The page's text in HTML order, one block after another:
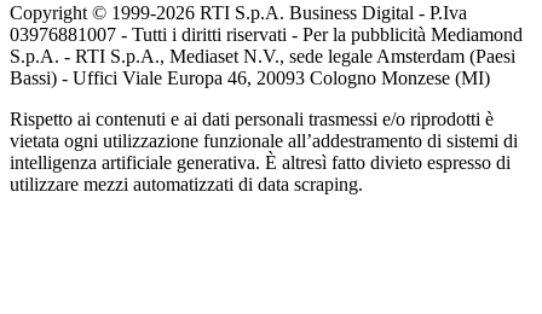
Copyright © 1999-2026 RTI S.p.A. Business Digital - P.Iva
03976881007 - Tutti i diritti riservati - Per la pubblicità Mediamond
S.p.A. - RTI S.p.A., Mediaset N.V., sede legale Amsterdam (Paesi
Bassi) - Uffici Viale Europa 46, 20093 Cologno Monzese (MI)
Rispetto ai contenuti e ai dati personali trasmessi e/o riprodotti è
vietata ogni utilizzazione funzionale all’addestramento di sistemi di
intelligenza artificiale generativa. È altresì fatto divieto espresso di
utilizzare mezzi automatizzati di data scraping.